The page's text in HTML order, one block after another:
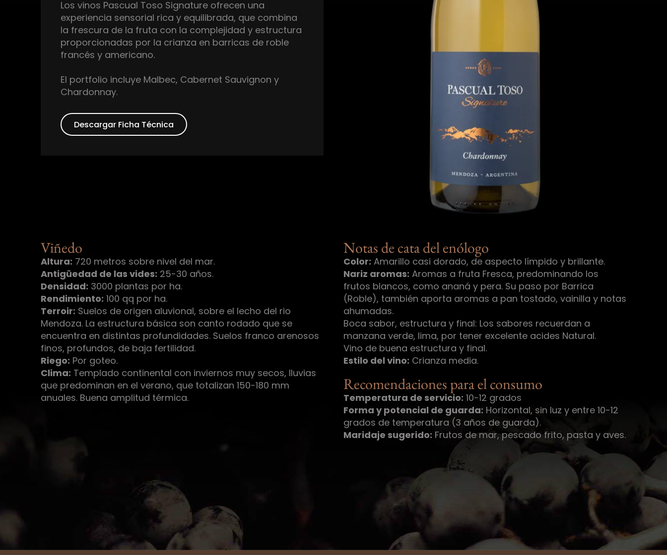
Los vinos Pascual Toso Signature ofrecen una
experiencia sensorial rica y equilibrada, que combina
la frescura de la fruta con la complejidad y estructura
proporcionadas por la crianza en barricas de roble
francés y americano.
El portfolio incluye Malbec, Cabernet Sauvignon y
Chardonnay.
Descargar Ficha Técnica
Viñedo
Altura: 720 metros sobre nivel del mar.
Antigüedad de las vides: 25-30 años.
Densidad: 3000 plantas por ha.
Rendimiento: 100 qq por ha.
Terroir: Suelos de origen aluvional, sobre el lecho del rio
Mendoza. La estructura básica son canto rodado que se
encuentra en distintas profundidades. Suelos franco arenosos
finos, profundos, de baja fertilidad.
Riego: Por goteo.
Clima: Templado continental con inviernos muy secos, lluvias
que predominan en el verano, que totalizan 150-180 mm
anuales. Buena amplitud térmica.
Notas de cata del enólogo
Color: Amarillo casi dorado, de aspecto límpido y brillante.
Nariz aromas: Aromas a fruta Fresca, predominando los
frutos blancos, como ananá y pera. Su paso por Barrica
(Roble), también aporta aromas a pan tostado, vainilla y notas
ahumadas.
Boca sabor, estructura y final: Los sabores recuerdan a
manzana verde, lima, por tener excelente acides Natural.
Vino de buena estructura y final.
Estilo del vino: Crianza media.
Recomendaciones para el consumo
Temperatura de servicio: 10-12 grados
Forma y potencial de guarda: Horizontal, sin luz y entre 10-12
grados de temperatura (3 años de guarda).
Maridaje sugerido: Frutos de mar, pescado frito, pasta y aves.